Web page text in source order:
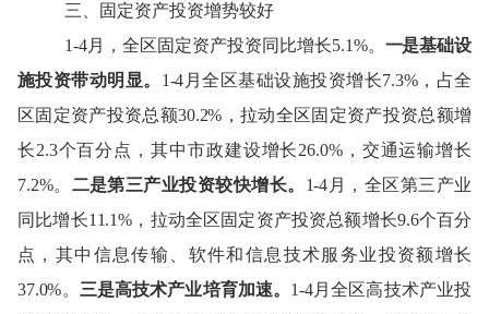
三
固定资产投资增势较好
1-4月，全区固定资产投资同比增长5.1%。 一是基础设
施投资带动明显。 1-4 月全区基础设施投资增长7.3%，占全
区固定资产投资总额30.2% ，拉动全区固定资产投资总额增
长2.3个百分点 ，其中市政建设增长26.0%，交通运输增长
7.2%。 二是第三产业投资较快增长。 1-4 月，全区第三产业
同比增长11.1%， 拉动全区固定资产投资总额增长9.6个百分
点 ， 其中 信息传输、软件和信息技术服务业投资额增长
37.0%。 三是高技术产业培育加速。 1-4月全区高技术产业投